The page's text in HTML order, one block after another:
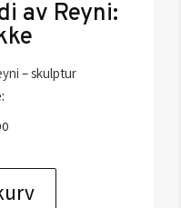
av Reyni:
– skulptur